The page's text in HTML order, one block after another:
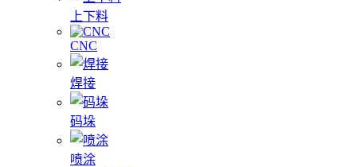
上下料
CNC
焊接
码垛
喷涂